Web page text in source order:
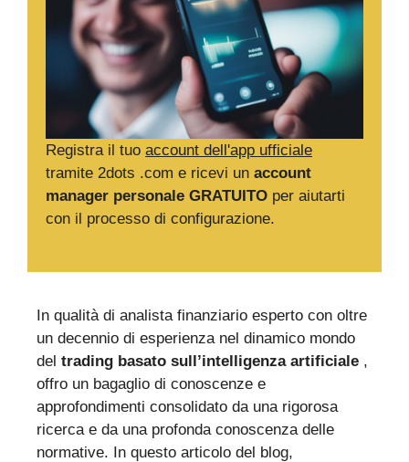
Registra il tuo account dell'app ufficiale
tramite 2dots .com e ricevi un account
manager personale GRATUITO per aiutarti
con il processo di configurazione.
In qualità di analista finanziario esperto con oltre
un decennio di esperienza nel dinamico mondo
del trading basato sull’intelligenza artificiale ,
offro un bagaglio di conoscenze e
approfondimenti consolidato da una rigorosa
ricerca e da una profonda conoscenza delle
normative. In questo articolo del blog,